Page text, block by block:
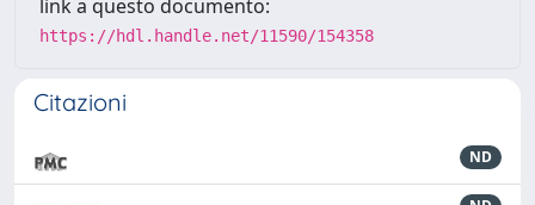
link a questo documento:
https://hdl.handle.net/11590/154358
Citazioni
ND